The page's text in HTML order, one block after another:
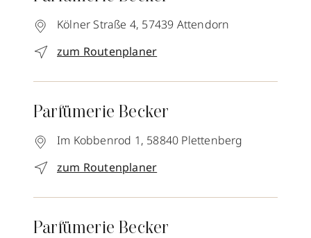
Kölner Straße 4, 57439 Attendorn
zum Routenplaner
Parfümerie Becker
Im Kobbenrod 1, 58840 Plettenberg
zum Routenplaner
Parfümerie Becker